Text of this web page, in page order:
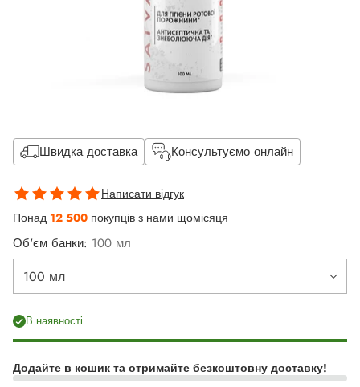
Швидка доставка Консультуємо онлайн
Написати відгук
Понад 12 500 покупців з нами щомісяця
Об'єм банки: 100 мл
В наявності
Додайте в кошик та отримайте безкоштовну доставку!